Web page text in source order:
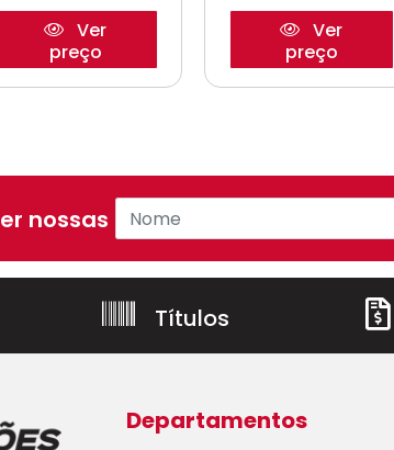
Ver
preço
Ver
preço
nossas ofertas!
Títulos
Departamentos